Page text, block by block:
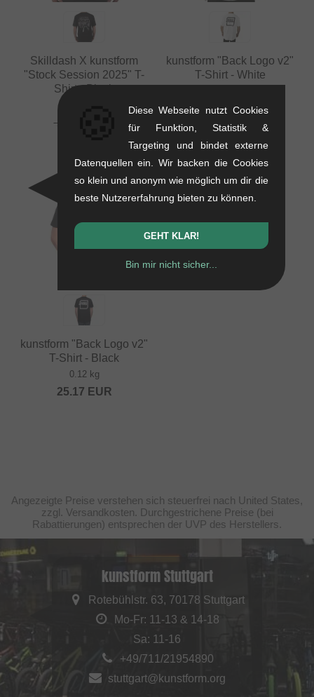
Skilldash X kunstform
"Stock Session 2025" T-
Shirt - Black
20.97
kunstform "Back Logo v2"
T-Shirt - White
25.17 EUR
kunstform "Back Logo v2"
T-Shirt - Black
0.12 kg
25.17 EUR
Angezeigte Preise verstehen sich steuerfrei nach United States,
zzgl. Versandkosten. Durchgestrichene Preise (bei
Rabattierungen) entsprechen der UVP des Herstellers.
kunstform Stuttgart
Rotebühlstr. 63, 70178 Stuttgart
Mo-Fr: 11-13 & 14-18
Sa: 11-16
+49/711/21954890
stuttgart@kunstform.org
Diese Webseite nutzt Cookies
für Funktion, Statistik &
Targeting und bindet externe
Datenquellen ein. Wir backen die Cookies
so klein und anonym wie möglich um dir die
beste Nutzererfahrung bieten zu können.
GEHT KLAR!
Bin mir nicht sicher...